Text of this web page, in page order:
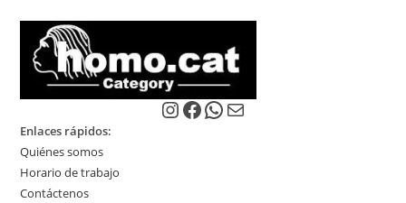
Instagram
Facebook
WhatsApp
Correo electrónico
Enlaces rápidos:
Quiénes somos
Horario de trabajo
Contáctenos